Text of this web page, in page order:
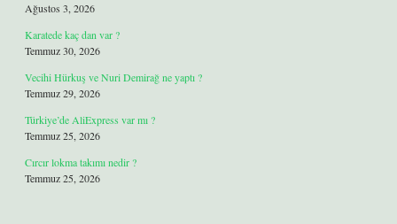
Ağustos 3, 2026
Karatede kaç dan var ?
Temmuz 30, 2026
Vecihi Hürkuş ve Nuri Demirağ ne yaptı ?
Temmuz 29, 2026
Türkiye’de AliExpress var mı ?
Temmuz 25, 2026
Cırcır lokma takımı nedir ?
Temmuz 25, 2026